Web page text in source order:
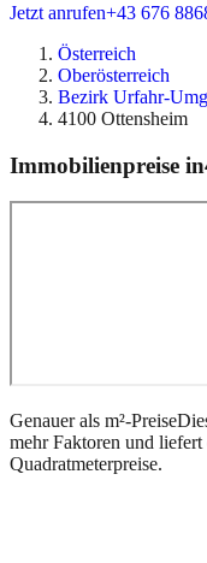
Jetzt anrufen+43 676
Österreich
Oberösterreich
Bezirk Urfahr-
4100 Ottensheim
Immobilienpreise in
Genauer als m²-Preise
mehr Faktoren und liefert
Quadratmeterpreise.